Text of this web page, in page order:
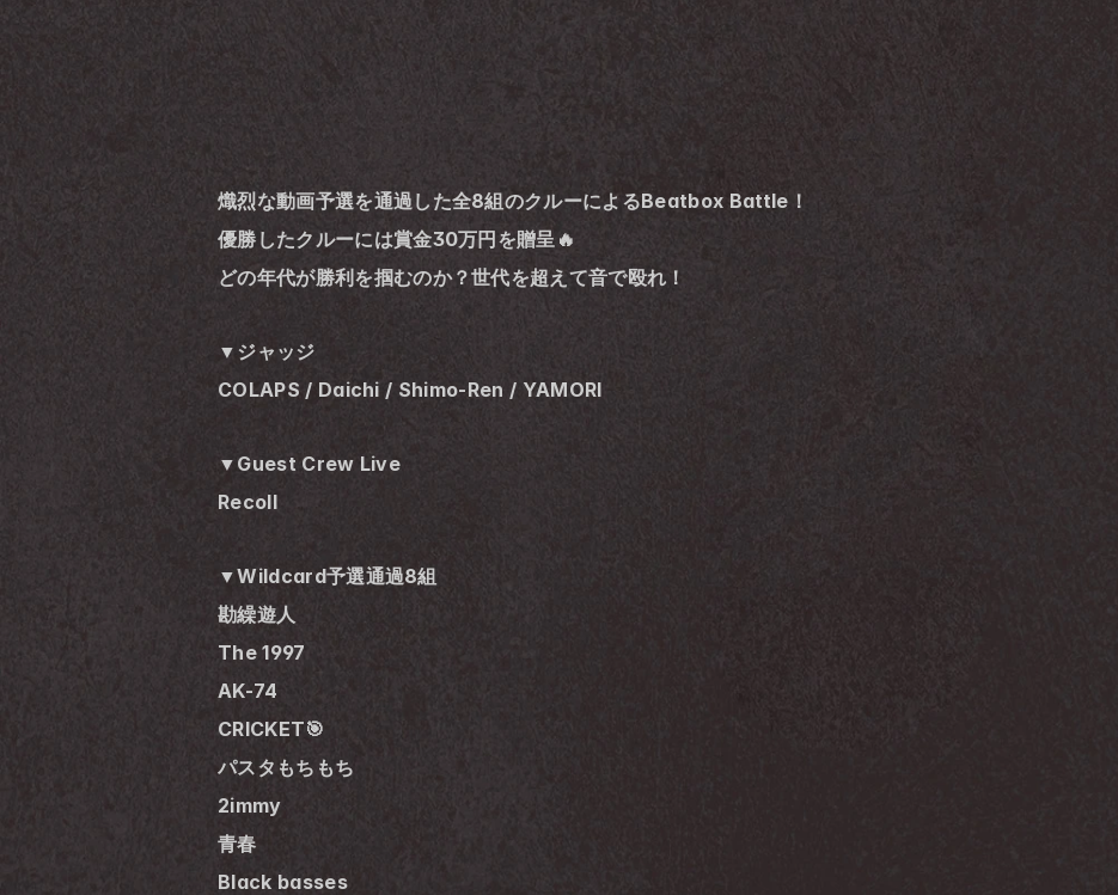
熾烈な動画予選を通過した全8組のクルーによるBeatbox Battle！
優勝したクルーには賞金30万円を贈呈🔥
どの年代が勝利を掴むのか？世代を超えて音で殴れ！
▼ジャッジ
COLAPS / Daichi / Shimo-Ren / YAMORI
▼Guest Crew Live
Recoll
▼Wildcard予選通過8組
勘繰遊人
The 1997
AK-74
CRICKET🎯
パスタもちもち
2immy
青春
Black basses